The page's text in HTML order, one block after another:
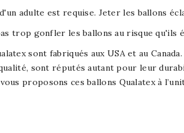
adulte est requise. Jeter les ballons
trop gonfler les ballons au risque qu'ils
sont fabriqués aux USA et au
sont réputés autant pour leur
proposons ces ballons Qualatex à